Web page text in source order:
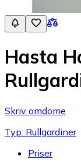
Hasta
Skriv omdöme
Typ: Rullgardiner
Priser